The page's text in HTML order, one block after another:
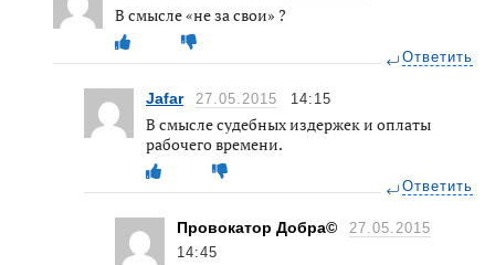
В смысле «не за свои» ?
Ответить
Jafar 27.05.2015 14:15
В смысле судебных издержек и оплаты
рабочего времени.
Ответить
Провокатор Добра©
27.05.2015
14:45